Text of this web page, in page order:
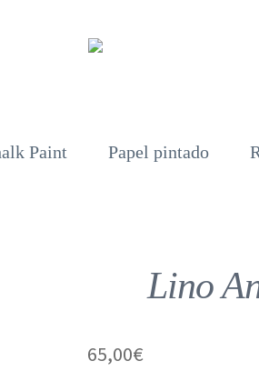
Paint Papel pintado
Lino
65,00€